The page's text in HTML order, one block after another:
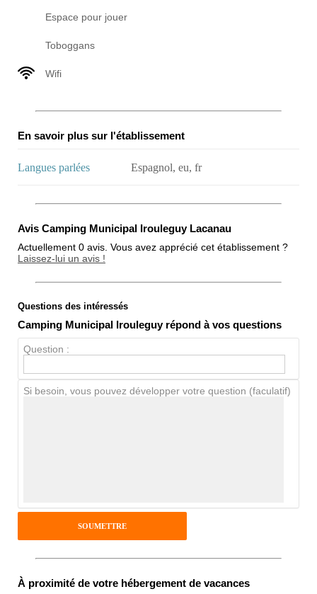
Espace pour jouer
Toboggans
Wifi
En savoir plus sur l'établissement
Langues parlées Espagnol, eu, fr
Avis Camping Municipal Irouleguy Lacanau
Actuellement 0 avis. Vous avez apprécié cet établissement ?
Laissez-lui un avis !
Note globale
Propreté
Antispam - Combien font 7x4 (en
chiffres) :
Questions des intéressés
Camping Municipal Irouleguy répond à vos questions
Question :
Si besoin, vous pouvez développer votre question (faculatif)
À proximité de votre hébergement de vacances